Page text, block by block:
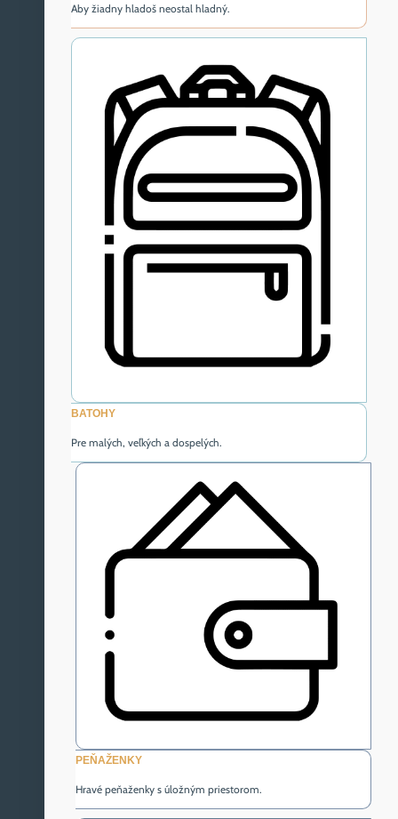
Aby žiadny hladoš neostal hladný.
BATOHY
Pre malých, veľkých a dospelých.
PEŇAŽENKY
Hravé peňaženky s úložným priestorom.